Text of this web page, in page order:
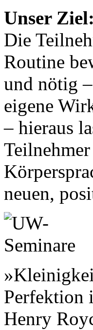
Unser Ziel:
Die
Routine
und nötig
eigene
– hieraus
neuen,
Perfektion
Henry